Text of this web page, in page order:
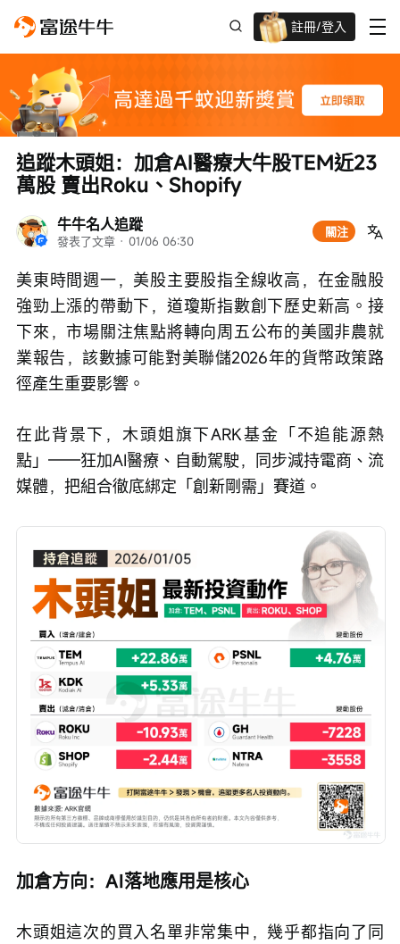
註冊/登入
牛牛名人追蹤
發表了文章 · 01/06 06:30
關注
追蹤木頭姐：加倉AI醫療大牛股TEM近23
萬股 賣出Roku、Shopify
美東時間週一，美股主要股指全線收高，在金融股
強勁上漲的帶動下，道瓊斯指數創下歷史新高。接
下來，市場關注焦點將轉向周五公布的美國非農就
業報告，該數據可能對美聯儲2026年的貨幣政策路
徑產生重要影響。
在此背景下，木頭姐旗下ARK基金「不追能源熱
點」——狂加AI醫療、自動駕駛，同步減持電商、流
媒體，把組合徹底綁定「創新剛需」賽道。
加倉方向：AI落地應用是核心
木頭姐這次的買入名單非常集中，幾乎都指向了同